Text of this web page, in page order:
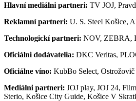
Hlavní mediálni partneri: TV JOJ,
Reklamní partneri: U. S. Steel Košice,
Technologickí partneri: NOV, ZEBRA,
Oficiálni dodávatelia: DKC Veritas,
Oficiálne víno: KubBo Select, Ostrožovič
Mediálni partneri: JOJ play, JOJ 24,
Sterio, Košice City Guide, Košice V